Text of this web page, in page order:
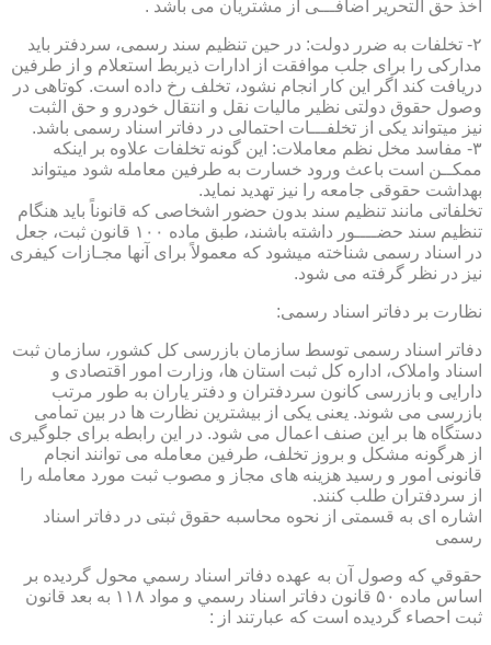
اخذ حق التحریر اضافـــی از مشتریان می باشد .
۲- تخلفات به ضرر دولت: در حین تنظیم سند رسمی، سردفتر باید
مدارکی را برای جلب موافقت از ادارات ذیربط استعلام و از طرفین
دریافت کند اگر این کار انجام نشود، تخلف رخ داده است. کوتاهی در
وصول حقوق دولتی نظیر مالیات نقل و انتقال خودرو و حق الثبت
نیز میتواند یکی از تخلفـــات احتمالی در دفاتر اسناد رسمی باشد.
۳- مفاسد مخل نظم معاملات: این گونه تخلفات علاوه بر اینکه
ممکــن است باعث ورود خسارت به طرفین معامله شود میتواند
بهداشت حقوقی جامعه را نیز تهدید نماید.
تخلفاتی مانند تنظیم سند بدون حضور اشخاصی که قانوناً باید هنگام
تنظیم سند حضــــور داشته باشند، طبق ماده ۱۰۰ قانون ثبت، جعل
در اسناد رسمی شناخته میشود که معمولاً برای آنها مجـازات کیفری
نیز در نظر گرفته می شود.
نظارت بر دفاتر اسناد رسمی:
دفاتر اسناد رسمی توسط سازمان بازرسی کل کشور، سازمان ثبت
اسناد واملاک، اداره کل ثبت استان ها، وزارت امور اقتصادی و
دارایی و بازرسی کانون سردفتران و دفتر یاران به طور مرتب
بازرسی می شوند. یعنی یکی از بیشترین نظارت ها در بین تمامی
دستگاه ها بر این صنف اعمال می شود. در این رابطه برای جلوگیری
از هرگونه مشکل و بروز تخلف، طرفین معامله می توانند انجام
قانونی امور و رسید هزینه های مجاز و مصوب ثبت مورد معامله را
از سردفتران طلب کنند.
اشاره ای به قسمتی از نحوه محاسبه حقوق ثبتی در دفاتر اسناد
رسمی
حقوقي كه وصول آن به عهده دفاتر اسناد رسمي محول گرديده بر
اساس ماده ۵۰ قانون دفاتر اسناد رسمي و مواد ۱۱۸ به بعد قانون
ثبت احصاء گرديده است كه عبارتند از :